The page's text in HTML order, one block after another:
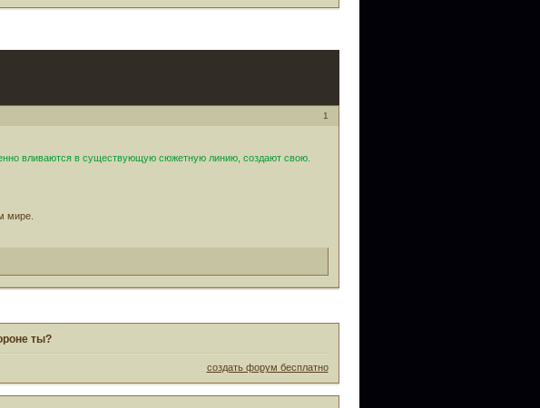
1
вливаются в существующую сюжетную линию, создают свою.
мире.
ты?
создать форум бесплатно